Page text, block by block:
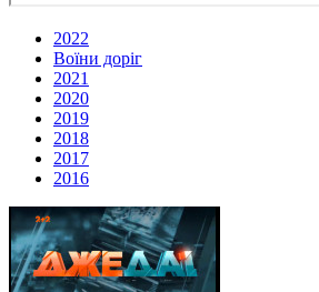
2022
Воїни доріг
2021
2020
2019
2018
2017
2016